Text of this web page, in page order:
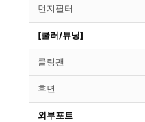
먼지필터
[쿨러/튜닝]
쿨링팬
후면
외부포트